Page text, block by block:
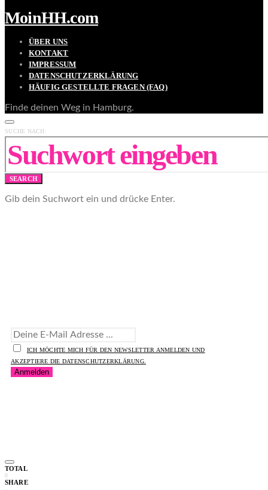
MoinHH.com
ÜBER UNS
KONTAKT
IMPRESSUM
DATENSCHUTZERKLÄRUNG
HÄUFIG GESTELLTE FRAGEN (FAQ)
Finde deinen Weg in Hamburg.
SUCHE NACH:
SEARCH
Gib dein Suchwort ein und drücke Enter.
ICH MÖCHTE MICH FÜR DEN NEWSLETTER ANMELDEN UND
AKZEPTIERE DIE DATENSCHUTZERKLÄRUNG.
TOTAL
0
SHARE